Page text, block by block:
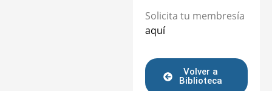
Solicita tu membresía
aquí
Volver a
Biblioteca